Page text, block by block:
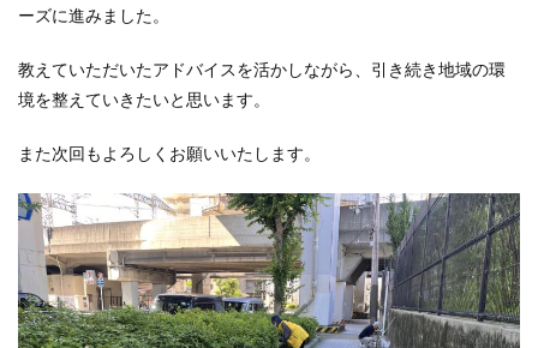
ーズに進みました。
教えていただいたアドバイスを活かしながら、引き続き地域の環
境を整えていきたいと思います。
また次回もよろしくお願いいたします。